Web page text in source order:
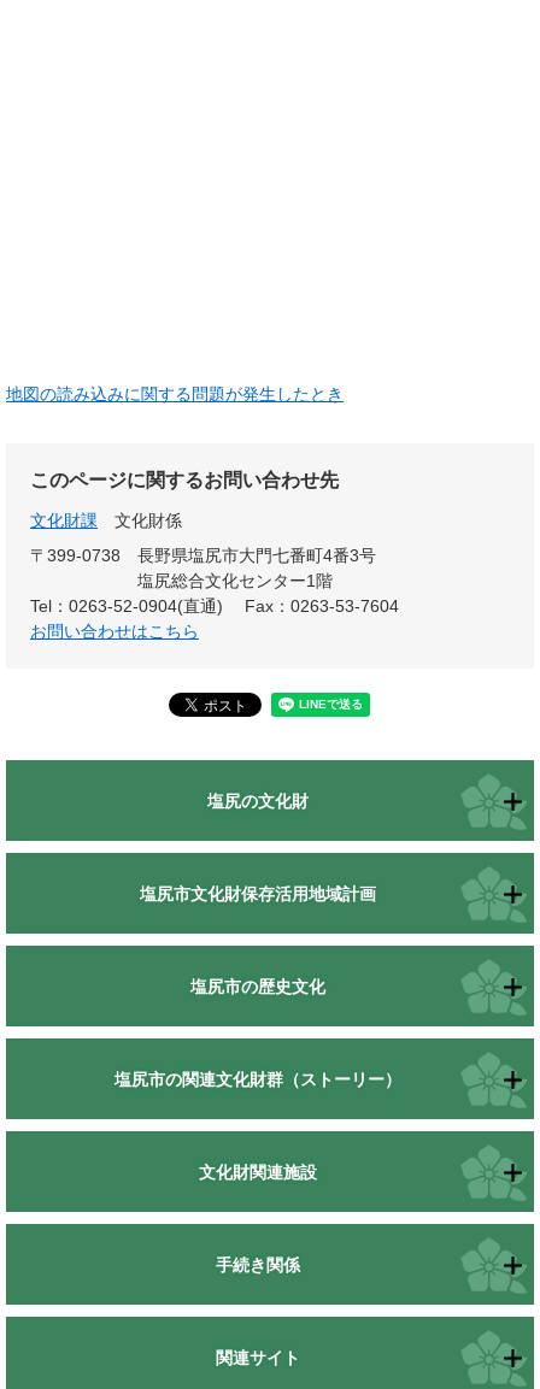
地図の読み込みに関する問題が発生したとき
このページに関するお問い合わせ先
文化財課
文化財係
〒399-0738
長野県塩尻市大門七番町4番3号
塩尻総合文化センター1階
Tel：0263-52-0904(直通)
Fax：0263-53-7604
お問い合わせはこちら
塩尻の文化財
塩尻市文化財保存活用地域計画
塩尻市の歴史文化
塩尻市の関連文化財群（ストーリー）
文化財関連施設
手続き関係
関連サイト